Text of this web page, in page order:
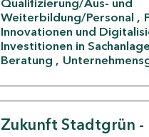
Qualifizierung/Aus- und
Weiterbildung/Personal
Innovationen und
Investitionen in
Beratung
Zukunft Stadtgrün -